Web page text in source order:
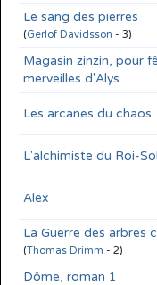
Le sang des pierres
(Gerlof Davidsson - 3)
Magasin zinzin, pour
merveilles d'Alys
Les arcanes du chaos
L'alchimiste du Roi-
Alex
La Guerre des arbres
(Thomas Drimm - 2)
Dôme, roman 1